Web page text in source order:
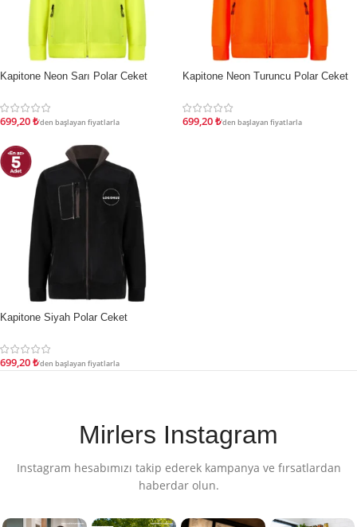
İNDIRIM
Kapitone Neon Sarı Polar Ceket
699,20₺'den başlayan fiyatlarla
İNDIRIM
Kapitone Neon Turuncu Polar Ceket
699,20₺'den başlayan fiyatlarla
İNDIRIM
Kapitone Siyah Polar Ceket
699,20₺'den başlayan fiyatlarla
Mirlers Instagram
Instagram hesabımızı takip ederek kampanya ve fırsatlardan
haberdar olun.